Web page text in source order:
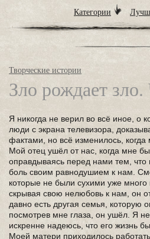
Категории
Творческие истории
Зло рождает зло.
Я никогда не верил во всё иное, о
люди с экрана телевизора,
фактами, но всё изменилось, когда
Мой отец ушёл от нас, когда мне
оправдываясь перед нами тем, что
боль своим равнодушием к нам.
которые не были сухими уже
скрывая свою нелюбовь к нам, он
давно есть другая семья, которую
посмотрев мне глаза, он ушёл. Я
искренне надеюсь, что его жизнь
Моей матери приходилось